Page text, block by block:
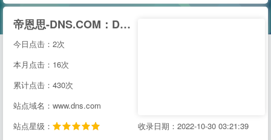
帝恩思-DNS.COM：DNS综合服务提供商-免费DNS解析-云解析-高防CDN-DNS劫持-SSL证书-网站劫持检测-宕机监控-云服务器ECS
今日点击：2次
本月点击：16次
累计点击：430次
站点域名：www.dns.com
站点星级：
收录日期：2022-10-30 03:21:39